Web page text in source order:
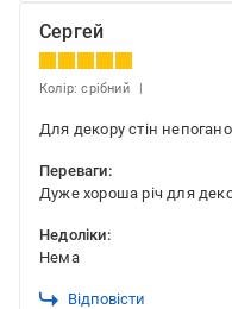
Сергей
Колір: срібний
Для декору стін
Переваги:
Дуже хороша річ для
Недоліки:
Нема
Відповісти